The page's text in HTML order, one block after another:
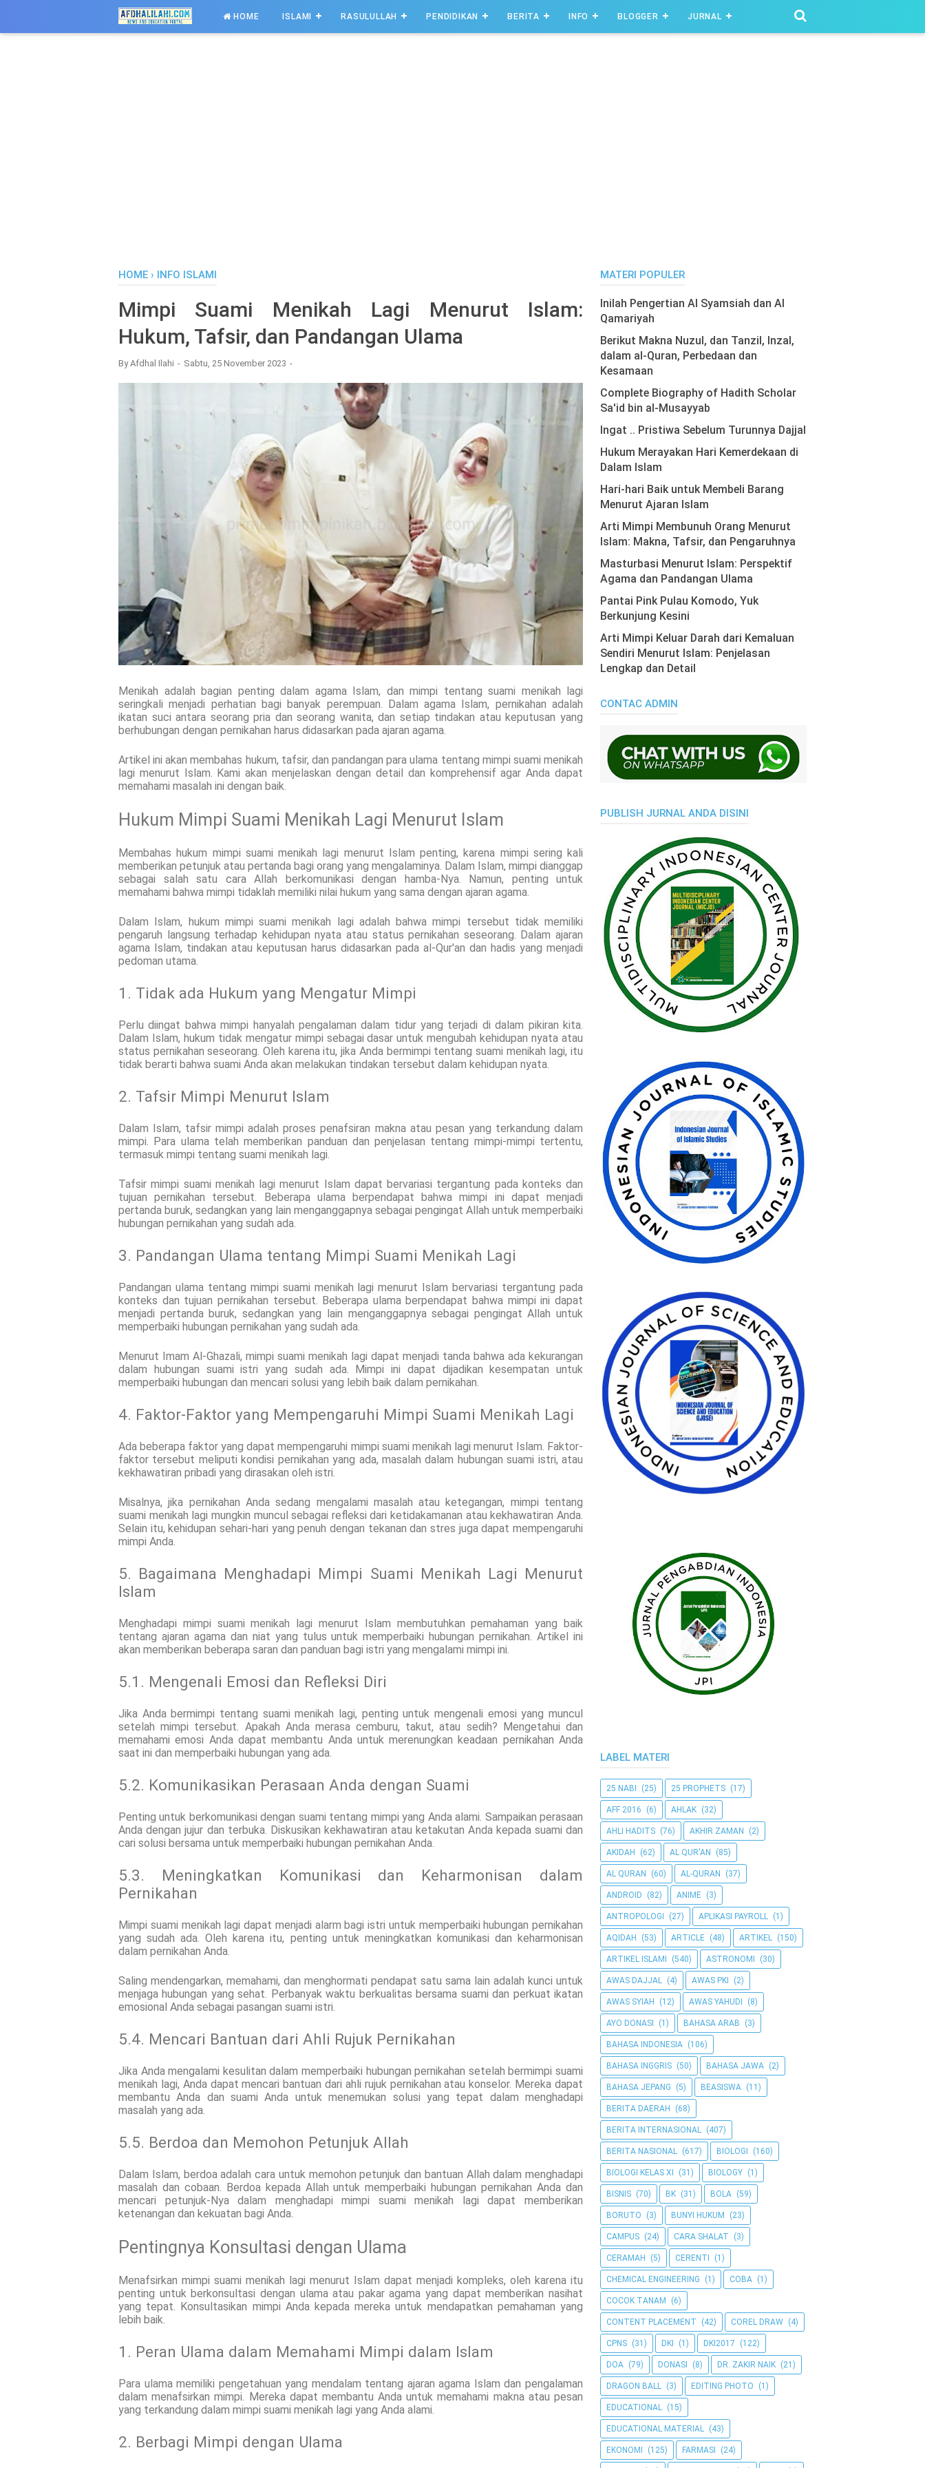
HOME ISLAMI RASULULLAH PENDIDIKAN BERITA INFO BLOGGER JURNAL
HOME › INFO ISLAMI
Mimpi Suami Menikah Lagi Menurut Islam:
Hukum, Tafsir, dan Pandangan Ulama
ByAfdhal Ilahi Sabtu, 25 November 2023
Menikah adalah bagian penting dalam agama Islam, dan mimpi tentang suami menikah lagi
seringkali menjadi perhatian bagi banyak perempuan. Dalam agama Islam, pernikahan adalah
ikatan suci antara seorang pria dan seorang wanita, dan setiap tindakan atau keputusan yang
berhubungan dengan pernikahan harus didasarkan pada ajaran agama.
Artikel ini akan membahas hukum, tafsir, dan pandangan para ulama tentang mimpi suami menikah
lagi menurut Islam. Kami akan menjelaskan dengan detail dan komprehensif agar Anda dapat
memahami masalah ini dengan baik.
Hukum Mimpi Suami Menikah Lagi Menurut Islam
Membahas hukum mimpi suami menikah lagi menurut Islam penting, karena mimpi sering kali
memberikan petunjuk atau pertanda bagi orang yang mengalaminya. Dalam Islam, mimpi dianggap
sebagai salah satu cara Allah berkomunikasi dengan hamba-Nya. Namun, penting untuk
memahami bahwa mimpi tidaklah memiliki nilai hukum yang sama dengan ajaran agama.
Dalam Islam, hukum mimpi suami menikah lagi adalah bahwa mimpi tersebut tidak memiliki
pengaruh langsung terhadap kehidupan nyata atau status pernikahan seseorang. Dalam ajaran
agama Islam, tindakan atau keputusan harus didasarkan pada al-Qur'an dan hadis yang menjadi
pedoman utama.
1. Tidak ada Hukum yang Mengatur Mimpi
Perlu diingat bahwa mimpi hanyalah pengalaman dalam tidur yang terjadi di dalam pikiran kita.
Dalam Islam, hukum tidak mengatur mimpi sebagai dasar untuk mengubah kehidupan nyata atau
status pernikahan seseorang. Oleh karena itu, jika Anda bermimpi tentang suami menikah lagi, itu
tidak berarti bahwa suami Anda akan melakukan tindakan tersebut dalam kehidupan nyata.
2. Tafsir Mimpi Menurut Islam
Dalam Islam, tafsir mimpi adalah proses penafsiran makna atau pesan yang terkandung dalam
mimpi. Para ulama telah memberikan panduan dan penjelasan tentang mimpi-mimpi tertentu,
termasuk mimpi tentang suami menikah lagi.
Tafsir mimpi suami menikah lagi menurut Islam dapat bervariasi tergantung pada konteks dan
tujuan pernikahan tersebut. Beberapa ulama berpendapat bahwa mimpi ini dapat menjadi
pertanda buruk, sedangkan yang lain menganggapnya sebagai pengingat Allah untuk memperbaiki
hubungan pernikahan yang sudah ada.
3. Pandangan Ulama tentang Mimpi Suami Menikah Lagi
Pandangan ulama tentang mimpi suami menikah lagi menurut Islam bervariasi tergantung pada
konteks dan tujuan pernikahan tersebut. Beberapa ulama berpendapat bahwa mimpi ini dapat
menjadi pertanda buruk, sedangkan yang lain menganggapnya sebagai pengingat Allah untuk
memperbaiki hubungan pernikahan yang sudah ada.
Menurut Imam Al-Ghazali, mimpi suami menikah lagi dapat menjadi tanda bahwa ada kekurangan
dalam hubungan suami istri yang sudah ada. Mimpi ini dapat dijadikan kesempatan untuk
memperbaiki hubungan dan mencari solusi yang lebih baik dalam pernikahan.
4. Faktor-Faktor yang Mempengaruhi Mimpi Suami Menikah Lagi
Ada beberapa faktor yang dapat mempengaruhi mimpi suami menikah lagi menurut Islam. Faktor-
faktor tersebut meliputi kondisi pernikahan yang ada, masalah dalam hubungan suami istri, atau
kekhawatiran pribadi yang dirasakan oleh istri.
Misalnya, jika pernikahan Anda sedang mengalami masalah atau ketegangan, mimpi tentang
suami menikah lagi mungkin muncul sebagai refleksi dari ketidakamanan atau kekhawatiran Anda.
Selain itu, kehidupan sehari-hari yang penuh dengan tekanan dan stres juga dapat mempengaruhi
mimpi Anda.
5. Bagaimana Menghadapi Mimpi Suami Menikah Lagi Menurut
Islam
Menghadapi mimpi suami menikah lagi menurut Islam membutuhkan pemahaman yang baik
tentang ajaran agama dan niat yang tulus untuk memperbaiki hubungan pernikahan. Artikel ini
akan memberikan beberapa saran dan panduan bagi istri yang mengalami mimpi ini.
5.1. Mengenali Emosi dan Refleksi Diri
Jika Anda bermimpi tentang suami menikah lagi, penting untuk mengenali emosi yang muncul
setelah mimpi tersebut. Apakah Anda merasa cemburu, takut, atau sedih? Mengetahui dan
memahami emosi Anda dapat membantu Anda untuk merenungkan keadaan pernikahan Anda
saat ini dan memperbaiki hubungan yang ada.
5.2. Komunikasikan Perasaan Anda dengan Suami
Penting untuk berkomunikasi dengan suami tentang mimpi yang Anda alami. Sampaikan perasaan
Anda dengan jujur dan terbuka. Diskusikan kekhawatiran atau ketakutan Anda kepada suami dan
cari solusi bersama untuk memperbaiki hubungan pernikahan Anda.
5.3. Meningkatkan Komunikasi dan Keharmonisan dalam
Pernikahan
Mimpi suami menikah lagi dapat menjadi alarm bagi istri untuk memperbaiki hubungan pernikahan
yang sudah ada. Oleh karena itu, penting untuk meningkatkan komunikasi dan keharmonisan
dalam pernikahan Anda.
Saling mendengarkan, memahami, dan menghormati pendapat satu sama lain adalah kunci untuk
menjaga hubungan yang sehat. Perbanyak waktu berkualitas bersama suami dan perkuat ikatan
emosional Anda sebagai pasangan suami istri.
5.4. Mencari Bantuan dari Ahli Rujuk Pernikahan
Jika Anda mengalami kesulitan dalam memperbaiki hubungan pernikahan setelah bermimpi suami
menikah lagi, Anda dapat mencari bantuan dari ahli rujuk pernikahan atau konselor. Mereka dapat
membantu Anda dan suami Anda untuk menemukan solusi yang tepat dalam menghadapi
masalah yang ada.
5.5. Berdoa dan Memohon Petunjuk Allah
Dalam Islam, berdoa adalah cara untuk memohon petunjuk dan bantuan Allah dalam menghadapi
masalah dan cobaan. Berdoa kepada Allah untuk memperbaiki hubungan pernikahan Anda dan
mencari petunjuk-Nya dalam menghadapi mimpi suami menikah lagi dapat memberikan
ketenangan dan kekuatan bagi Anda.
Pentingnya Konsultasi dengan Ulama
Menafsirkan mimpi suami menikah lagi menurut Islam dapat menjadi kompleks, oleh karena itu
penting untuk berkonsultasi dengan ulama atau pakar agama yang dapat memberikan nasihat
yang tepat. Konsultasikan mimpi Anda kepada mereka untuk mendapatkan pemahaman yang
lebih baik.
1. Peran Ulama dalam Memahami Mimpi dalam Islam
Para ulama memiliki pengetahuan yang mendalam tentang ajaran agama Islam dan pengalaman
dalam menafsirkan mimpi. Mereka dapat membantu Anda untuk memahami makna atau pesan
yang terkandung dalam mimpi suami menikah lagi yang Anda alami.
2. Berbagi Mimpi dengan Ulama
MATERI POPULER
Inilah Pengertian Al Syamsiah dan Al
Qamariyah
Berikut Makna Nuzul, dan Tanzil, Inzal,
dalam al-Quran, Perbedaan dan
Kesamaan
Complete Biography of Hadith Scholar
Sa'id bin al-Musayyab
Ingat .. Pristiwa Sebelum Turunnya Dajjal
Hukum Merayakan Hari Kemerdekaan di
Dalam Islam
Hari-hari Baik untuk Membeli Barang
Menurut Ajaran Islam
Arti Mimpi Membunuh Orang Menurut
Islam: Makna, Tafsir, dan Pengaruhnya
Masturbasi Menurut Islam: Perspektif
Agama dan Pandangan Ulama
Pantai Pink Pulau Komodo, Yuk
Berkunjung Kesini
Arti Mimpi Keluar Darah dari Kemaluan
Sendiri Menurut Islam: Penjelasan
Lengkap dan Detail
CONTAC ADMIN
PUBLISH JURNAL ANDA DISINI
LABEL MATERI
25 NABI (25) 25 PROPHETS (17)
AFF 2016 (6) AHLAK (32)
AHLI HADITS (76) AKHIR ZAMAN (2)
AKIDAH (62) AL QUR'AN (85)
AL QURAN (60) AL-QURAN (37)
ANDROID (82) ANIME (3)
ANTROPOLOGI (27) APLIKASI PAYROLL (1)
AQIDAH (53) ARTICLE (48) ARTIKEL (150)
ARTIKEL ISLAMI (540) ASTRONOMI (30)
AWAS DAJJAL (4) AWAS PKI (2)
AWAS SYIAH (12) AWAS YAHUDI (8)
AYO DONASI (1) BAHASA ARAB (3)
BAHASA INDONESIA (106)
BAHASA INGGRIS (50) BAHASA JAWA (2)
BAHASA JEPANG (5) BEASISWA (11)
BERITA DAERAH (68)
BERITA INTERNASIONAL (407)
BERITA NASIONAL (617) BIOLOGI (160)
BIOLOGI KELAS XI (31) BIOLOGY (1)
BISNIS (70) BK (31) BOLA (59)
BORUTO (3) BUNYI HUKUM (23)
CAMPUS (24) CARA SHALAT (3)
CERAMAH (5) CERENTI (1)
CHEMICAL ENGINEERING (1) COBA (1)
COCOK TANAM (6)
CONTENT PLACEMENT (42) COREL DRAW (4)
CPNS (31) DKI (1) DKI2017 (122)
DOA (79) DONASI (8) DR. ZAKIR NAIK (21)
DRAGON BALL (3) EDITING PHOTO (1)
EDUCATIONAL (15)
EDUCATIONAL MATERIAL (43)
EKONOMI (125) FARMASI (24)